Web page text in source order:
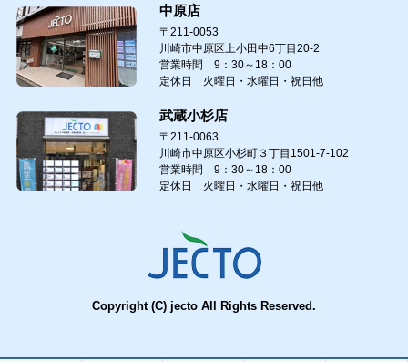
中原店
〒211-0053
川崎市中原区上小田中6丁目20-2
営業時間 9：30～18：00
定休日 火曜日・水曜日・祝日他
武蔵小杉店
〒211-0063
川崎市中原区小杉町３丁目1501-7-102
営業時間 9：30～18：00
定休日 火曜日・水曜日・祝日他
Copyright (C) jecto All Rights Reserved.